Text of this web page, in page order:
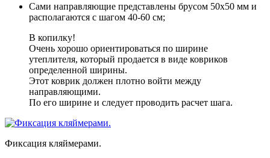
Сами направляющие представлены брусом 50х50 мм и
располагаются с шагом 40-60 см;
В копилку!
Очень хорошо ориентироваться по ширине
утеплителя, который продается в виде ковриков
определенной ширины.
Этот коврик должен плотно войти между
направляющими.
По его ширине и следует проводить расчет шага.
Фиксация кляймерами.